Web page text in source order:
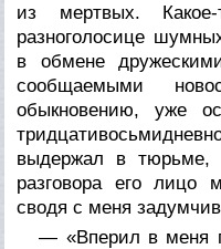
из мертвых.
разноголосице
в обмене
сообщаемыми
обыкновению, уже
выдержал в тюрьме,
разговора его лицо
сводя с меня
— «Вперил в меня